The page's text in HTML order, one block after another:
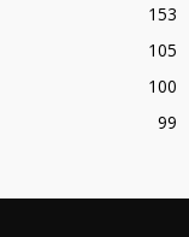
153
105
100
99